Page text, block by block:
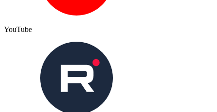
YouTube